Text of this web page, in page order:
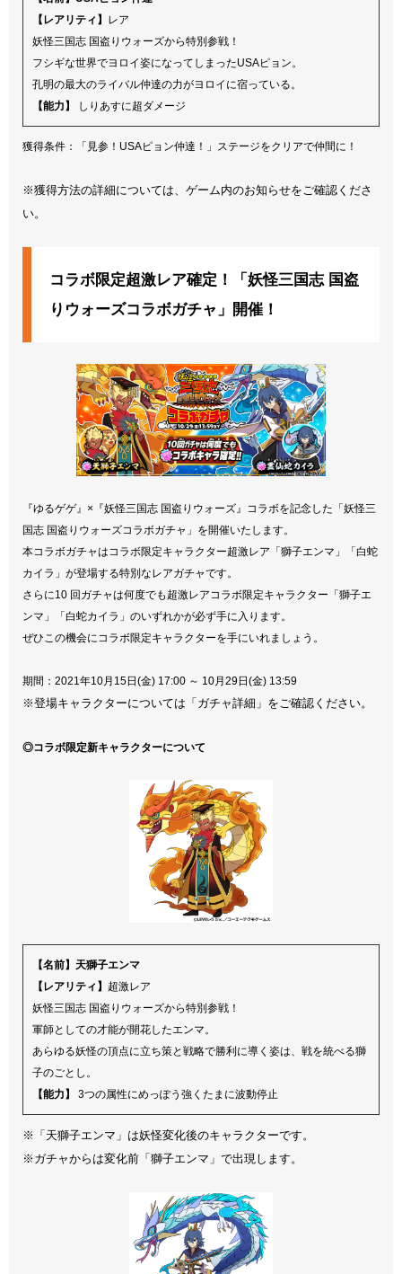
【レアリティ】 レア
妖怪三国志 国盗りウォーズから特別参戦！
フシギな世界でヨロイ姿になってしまったUSAピョン。
孔明の最大のライバル仲達の力がヨロイに宿っている。
【能力】
しりあすに超ダメージ
獲得条件：「見参！USAピョン仲達！」ステージをクリアで仲間に！
※獲得方法の詳細については、ゲーム内のお知らせをご確認くださ
い。
コラボ限定超激レア確定！「妖怪三国志 国盗
りウォーズコラボガチャ」開催！
『ゆるゲゲ』×『妖怪三国志 国盗りウォーズ』コラボを記念した「妖怪三
国志 国盗りウォーズコラボガチャ」を開催いたします。
本コラボガチャはコラボ限定キャラクター超激レア「獅子エンマ」「白蛇
カイラ」が登場する特別なレアガチャです。
さらに10 回ガチャは何度でも超激レアコラボ限定キャラクター「獅子エ
ンマ」「白蛇カイラ」のいずれかが必ず手に入ります。
ぜひこの機会にコラボ限定キャラクターを手にいれましょう。
期間：2021年10月15日(金) 17:00 ～ 10月29日(金) 13:59
※登場キャラクターについては「ガチャ詳細」をご確認ください。
◎コラボ限定新キャラクターについて
【名前】天獅子エンマ
【レアリティ】 超激レア
妖怪三国志 国盗りウォーズから特別参戦！
軍師としての才能が開花したエンマ。
あらゆる妖怪の頂点に立ち策と戦略で勝利に導く姿は、戦を統べる獅
子のごとし。
【能力】
3つの属性にめっぽう強くたまに波動停止
※「天獅子エンマ」は妖怪変化後のキャラクターです。
※ガチャからは変化前「獅子エンマ」で出現します。